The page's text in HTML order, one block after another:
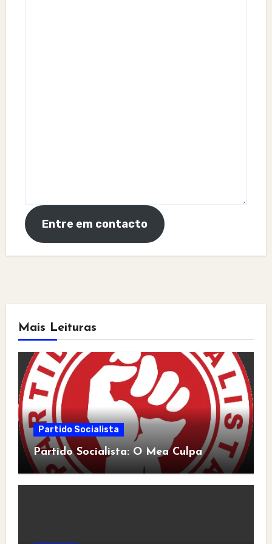
Entre em contacto
Mais Leituras
Partido Socialista
Partido Socialista: O Mea Culpa